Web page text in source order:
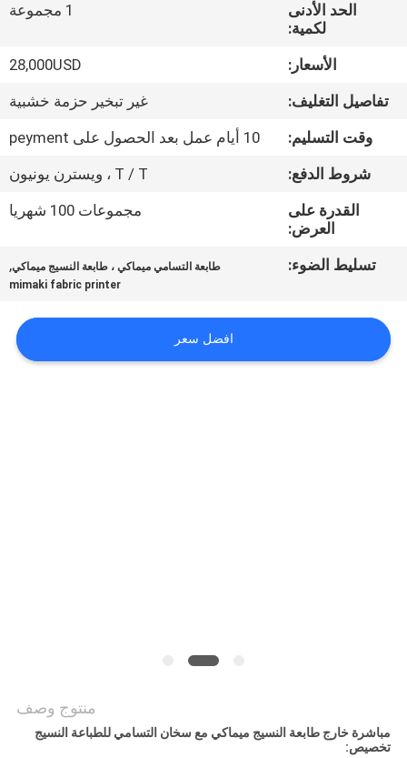
في
المعمل
ضبط
الجودة
اتصل
أخبار
الحد الأدنى
لكمية:
1 مجموعة
الأسعار:
28,000USD
تفاصيل التغليف:
غير تبخير حزمة خشبية
وقت التسليم:
10 أيام عمل بعد الحصول على peyment
شروط الدفع:
T / T ، ويسترن يونيون
القدرة على
العرض:
مجموعات 100 شهريا
تسليط الضوء: طابعة التسامي ميماكي ، طابعة النسيج ميماكي,
mimaki fabric printer
افضل سعر
منتوج وصف
مباشرة خارج طابعة النسيج ميماكي مع سخان التسامي للطباعة النسيج
تخصيص: